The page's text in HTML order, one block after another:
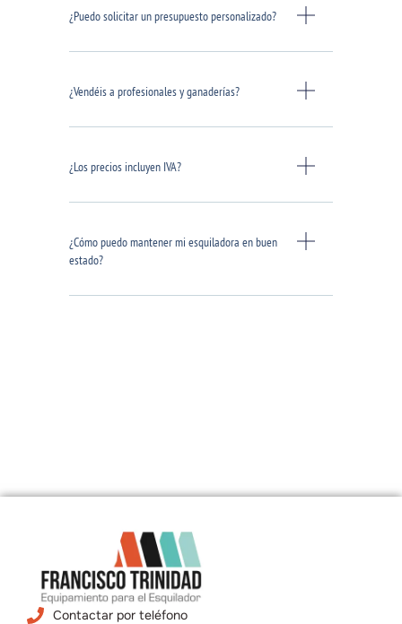
¿Puedo solicitar un presupuesto personalizado?
¿Vendéis a profesionales y ganaderías?
¿Los precios incluyen IVA?
¿Cómo puedo mantener mi esquiladora en buen
estado?
Contactar por teléfono